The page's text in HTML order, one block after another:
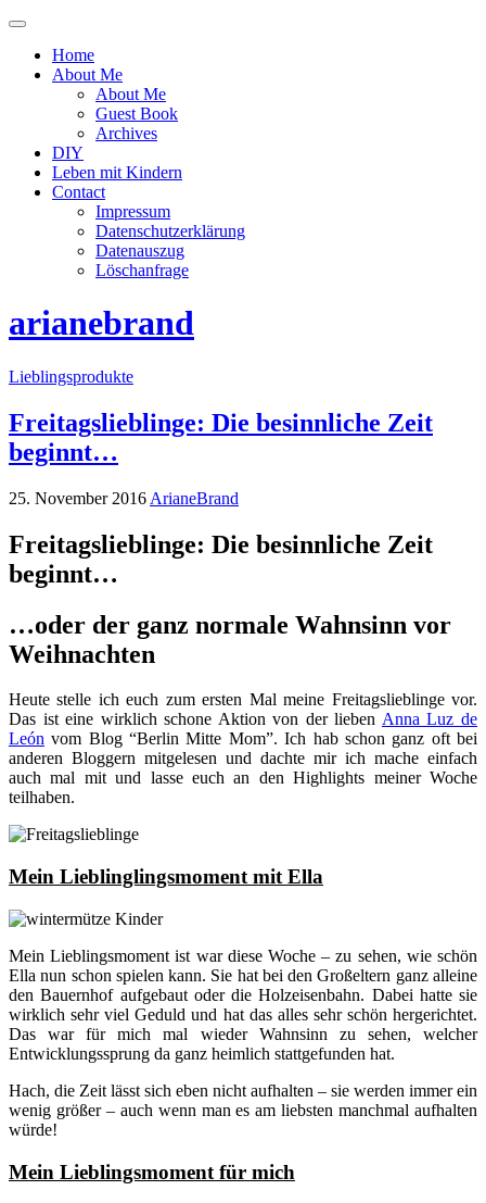
Menü
oder
ausblenden
Home
About Me
About Me
Guest Book
Archives
DIY
Leben mit Kindern
Contact
Impressum
Datenschutzerklärung
Datenauszug
Löschanfrage
arianebrand
Lieblingsprodukte
Freitagslieblinge: Die besinnliche Zeit
beginnt…
25. November 2016 ArianeBrand
Freitagslieblinge: Die besinnliche Zeit
beginnt…
…oder der ganz normale Wahnsinn vor
Weihnachten
Heute stelle ich euch zum ersten Mal meine Freitagslieblinge vor.
Das ist eine wirklich schone Aktion von der lieben Anna Luz de
León vom Blog “Berlin Mitte Mom”. Ich hab schon ganz oft bei
anderen Bloggern mitgelesen und dachte mir ich mache einfach
auch mal mit und lasse euch an den Highlights meiner Woche
teilhaben.
Mein Lieblinglingsmoment mit Ella
Mein Lieblingsmoment ist war diese Woche – zu sehen, wie schön
Ella nun schon spielen kann. Sie hat bei den Großeltern ganz alleine
den Bauernhof aufgebaut oder die Holzeisenbahn. Dabei hatte sie
wirklich sehr viel Geduld und hat das alles sehr schön hergerichtet.
Das war für mich mal wieder Wahnsinn zu sehen, welcher
Entwicklungssprung da ganz heimlich stattgefunden hat.
Hach, die Zeit lässt sich eben nicht aufhalten – sie werden immer ein
wenig größer – auch wenn man es am liebsten manchmal aufhalten
würde!
Mein Lieblingsmoment für mich